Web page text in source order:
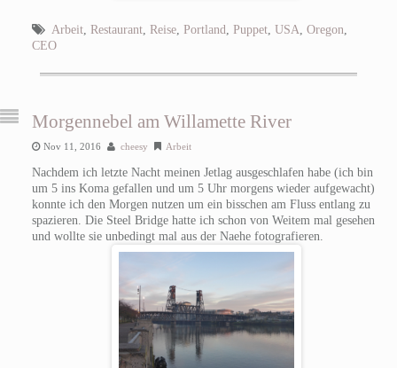
Arbeit, Restaurant, Reise, Portland Puppet, USA Oregon
CEO
Morgennebel am Willamette River
Nov 11, 2016 cheesy Arbeit
Nachdem ich letzte Nacht meinen Jetlag ausgeschlafen habe (ich bin
um 5 ins Koma gefallen und um 5 Uhr morgens wieder aufgewacht)
konnte ich den Morgen nutzen um ein bisschen am Fluss entlang zu
spazieren. Die Steel Bridge hatte ich schon von Weitem mal gesehen
und wollte sie unbedingt mal aus der Naehe fotografieren.